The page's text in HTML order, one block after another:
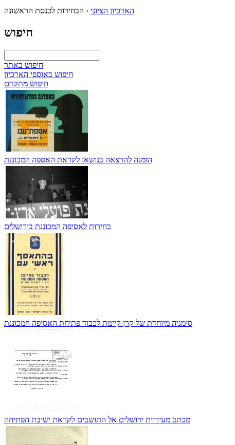
הארכיון הציוני › הבחירות לכנסת הראשונה
חיפוש
חיפוש באתר
חיפוש באוספי הארכיון
חיפוש מתקדם
הזמנה להרצאה בנושא: לקראת האספה המכוננת
בחירות לאסיפה המכוננת בירושלים
סימניה מיוחדת של קרן קיימת לכבוד פתיחת האסיפה המכוננת
מכתב מעיריית ירושלים אל התושבים לקראת ישיבת הפתיחה